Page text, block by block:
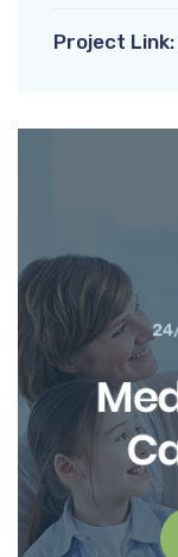
Project Link: